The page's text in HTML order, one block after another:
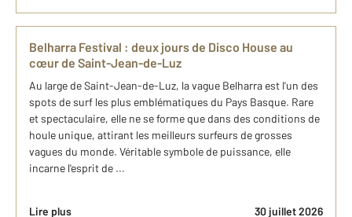
Belharra Festival : deux jours de Disco House au
cœur de Saint-Jean-de-Luz
Au large de Saint-Jean-de-Luz, la vague Belharra est l'un des
spots de surf les plus emblématiques du Pays Basque. Rare
et spectaculaire, elle ne se forme que dans des conditions de
houle unique, attirant les meilleurs surfeurs de grosses
vagues du monde. Véritable symbole de puissance, elle
incarne l'esprit de ...
Lire plus 30 juillet 2026